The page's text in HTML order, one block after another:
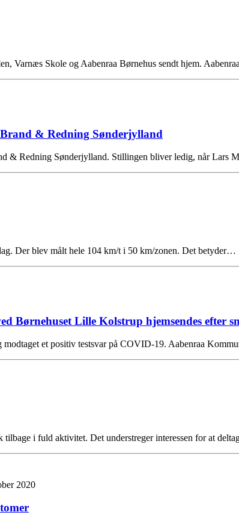
Varnæs Skole og Aabenraa Børnehus sendt hjem.
& Redning Sønderjylland
& Redning Sønderjylland. Stillingen bliver ledig, når Lars
Der blev målt hele 104 km/t i 50 km/zonen. Det betyder…
Børnehuset Lille Kolstrup hjemsendes efter
et positiv testsvar på COVID-19. Aabenraa
i fuld aktivitet. Det understreger interessen for at
2020